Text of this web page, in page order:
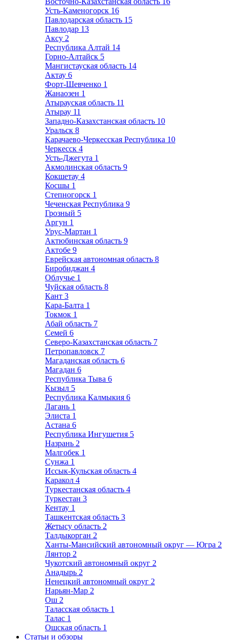
Усть-Каменогорск 16
Павлодарская область 15
Павлодар 13
Аксу 2
Республика Алтай 14
Горно-Алтайск 5
Мангистауская область 14
Актау 6
Форт-Шевченко 1
Жанаозен 1
Атырауская область 11
Атырау 11
Западно-Казахстанская область 10
Уральск 8
Карачаево-Черкесская Республика 10
Черкесск 4
Усть-Джегута 1
Акмолинская область 9
Кокшетау 4
Косшы 1
Степногорск 1
Чеченская Республика 9
Грозный 5
Аргун 1
Урус-Мартан 1
Актюбинская область 9
Актобе 9
Еврейская автономная область 8
Биробиджан 4
Облучье 1
Чуйская область 8
Кант 3
Кара-Балта 1
Токмок 1
Абай область 7
Семей 6
Северо-Казахстанская область 7
Петропавловск 7
Магаданская область 6
Магадан 6
Республика Тыва 6
Кызыл 5
Республика Калмыкия 6
Лагань 1
Элиста 1
Астана 6
Республика Ингушетия 5
Назрань 2
Малгобек 1
Сунжа 1
Иссык-Кульская область 4
Каракол 4
Туркестанская область 4
Туркестан 3
Кентау 1
Ташкентская область 3
Жетысу область 2
Талдыкорган 2
Ханты-Мансийский автономный округ — Югра 2
Лянтор 2
Чукотский автономный округ 2
Анадырь 2
Ненецкий автономный округ 2
Нарьян-Мар 2
Ош 2
Таласская область 1
Талас 1
Ошская область 1
Статьи и обзоры